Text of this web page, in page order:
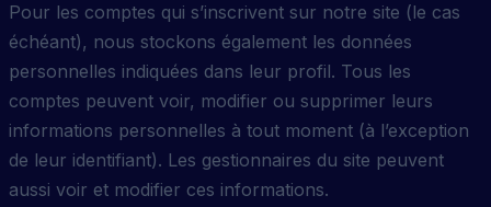
Pour les comptes qui s’inscrivent sur notre site (le cas
échéant), nous stockons également les données
personnelles indiquées dans leur profil. Tous les
comptes peuvent voir, modifier ou supprimer leurs
informations personnelles à tout moment (à l’exception
de leur identifiant). Les gestionnaires du site peuvent
aussi voir et modifier ces informations.